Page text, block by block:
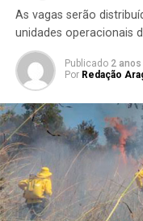
As vagas serão
unidades operacionais
Publicado 2
Por Redação